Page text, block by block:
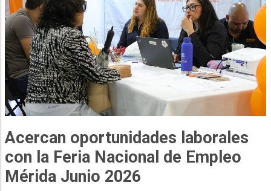
Acercan oportunidades laborales
con la Feria Nacional de Empleo
Mérida Junio 2026